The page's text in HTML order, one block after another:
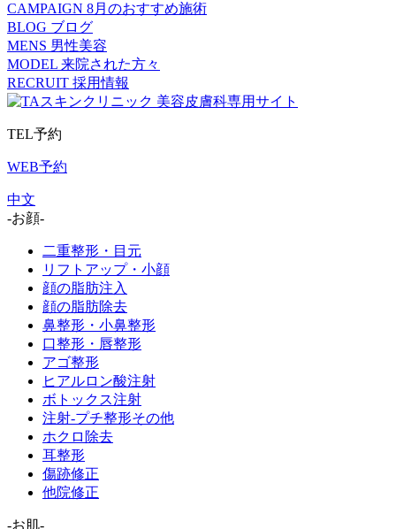
CAMPAIGN 8月のおすすめ施術
BLOG ブログ
MENS 男性美容
MODEL 来院された方々
RECRUIT 採用情報
TEL予約
WEB予約
中文
-お顔-
二重整形・目元
リフトアップ・小顔
顔の脂肪注入
顔の脂肪除去
鼻整形・小鼻整形
口整形・唇整形
アゴ整形
ヒアルロン酸注射
ボトックス注射
注射-プチ整形その他
ホクロ除去
耳整形
傷跡修正
他院修正
-お肌-